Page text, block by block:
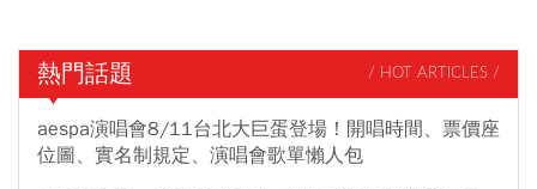
熱門話題 / HOT ARTICLES /
aespa演唱會8/11台北大巨蛋登場！開唱時間、票價座
位圖、實名制規定、演唱會歌單懶人包